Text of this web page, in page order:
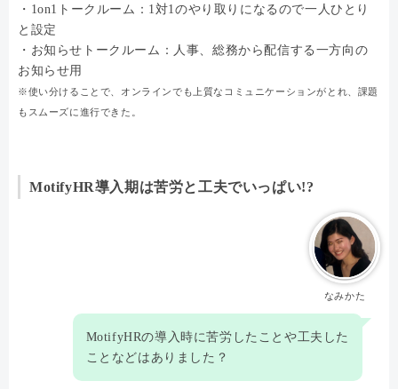
・1on1トークルーム：1対1のやり取りになるので一人ひとり
と設定
・お知らせトークルーム：人事、総務から配信する一方向の
お知らせ用
※使い分けることで、オンラインでも上質なコミュニケーションがとれ、課題
もスムーズに進行できた。
MotifyHR導入期は苦労と工夫でいっぱい!?
なみかた
MotifyHRの導入時に苦労したことや工夫した
ことなどはありました？